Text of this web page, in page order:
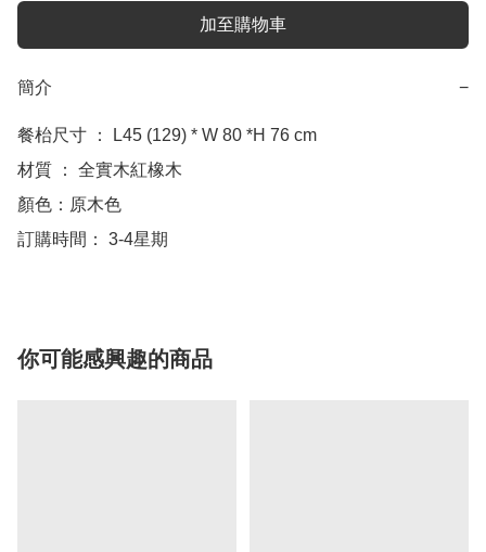
加至購物車
簡介 −
餐枱尺寸 ： L45 (129) * W 80 *H 76 cm
材質 ： 全實木紅橡木
顏色：原木色
訂購時間： 3-4星期
你可能感興趣的商品